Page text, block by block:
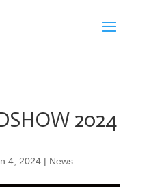
2024
4, 2024| News